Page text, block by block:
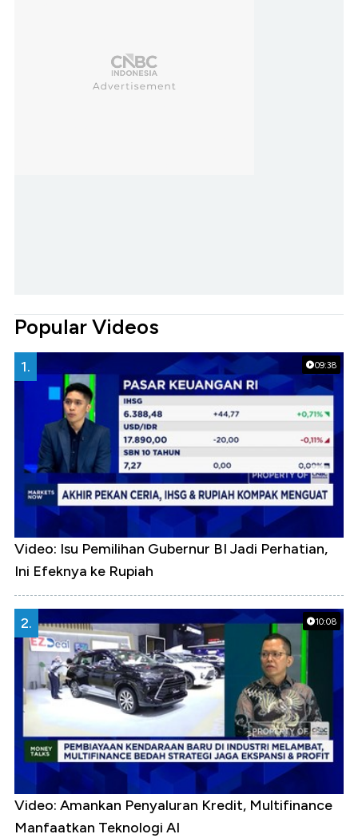
Popular Videos
09:38
1.
Video: Isu Pemilihan Gubernur BI Jadi Perhatian,
Ini Efeknya ke Rupiah
10:08
2.
Video: Amankan Penyaluran Kredit, Multifinance
Manfaatkan Teknologi AI